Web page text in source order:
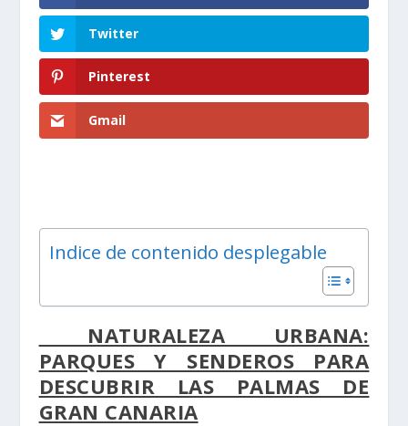
Twitter
Pinterest
Gmail
Indice de contenido desplegable
NATURALEZA URBANA:
PARQUES Y SENDEROS PARA
DESCUBRIR LAS PALMAS DE
GRAN CANARIA